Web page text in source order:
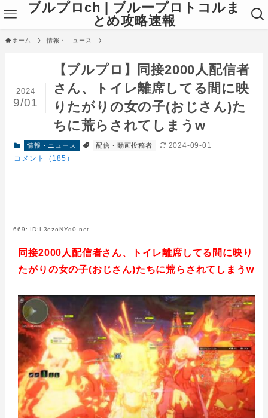
ブルプロch | ブループロトコルま
とめ攻略速報
ホーム 情報・ニュース
【ブルプロ】同接2000人配信者
さん、トイレ離席してる間に映
りたがりの女の子(おじさん)た
ちに荒らされてしまうw
2024
9/01
情報・ニュース 配信・動画投稿者
2024-09-01
コメント（185）
669: ID:L3ozoNYd0.net
同接2000人配信者さん、トイレ離席してる間に映り
たがりの女の子(おじさん)たちに荒らされてしまうw